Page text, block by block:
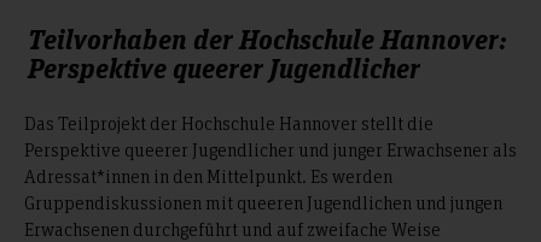
Teilvorhaben der Hochschule Hannover:
Perspektive queerer Jugendlicher
Das Teilprojekt der Hochschule Hannover stellt die
Perspektive queerer Jugendlicher und junger Erwachsener als
Adressat*innen in den Mittelpunkt. Es werden
Gruppendiskussionen mit queeren Jugendlichen und jungen
Erwachsenen durchgeführt und auf zweifache Weise